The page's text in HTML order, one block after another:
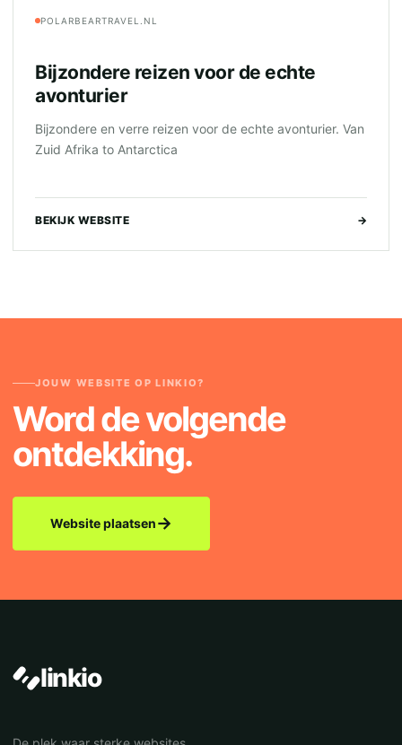
POLARBEARTRAVEL.NL
Bijzondere reizen voor de echte
avonturier
Bijzondere en verre reizen voor de echte avonturier. Van
Zuid Afrika to Antarctica
BEKIJK WEBSITE →
JOUW WEBSITE OP LINKIO?
Word de volgende
ontdekking.
Website plaatsen→
linkio